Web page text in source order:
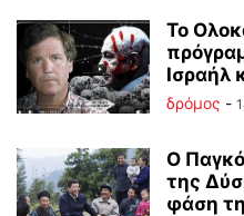
Το
Ισραήλ
δρόμος -
Ο
της
φάση